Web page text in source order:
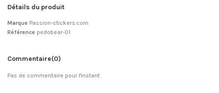
Détails du produit
Marque Passion-stickers.com
Référence pedobear-01
Commentaire(0)
Pas de commentaire pour l'instant